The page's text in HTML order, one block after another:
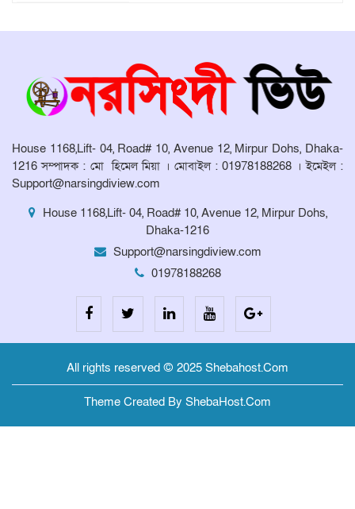
কমিটির সভা অনুষ্ঠিত
House 1168,Lift- 04, Road# 10, Avenue 12, Mirpur Dohs, Dhaka-
1216 সম্পাদক : মো হিমেল মিয়া । মোবাইল : 01978188268 । ইমেইল :
Support@narsingdiview.com
House 1168,Lift- 04, Road# 10, Avenue 12, Mirpur Dohs,
Dhaka-1216
Support@narsingdiview.com
01978188268
All rights reserved © 2025 Shebahost.Com
Theme Created By ShebaHost.Com